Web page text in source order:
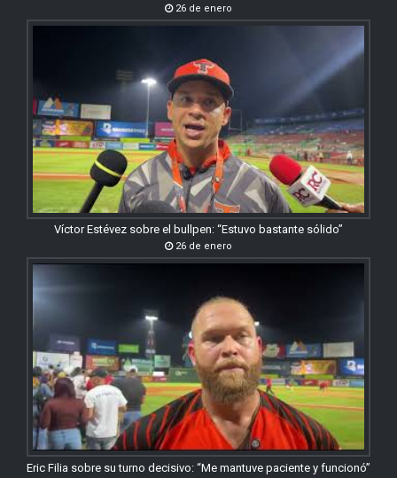
26 de enero
Víctor Estévez sobre el bullpen: “Estuvo bastante sólido”
26 de enero
Eric Filia sobre su turno decisivo: “Me mantuve paciente y funcionó”